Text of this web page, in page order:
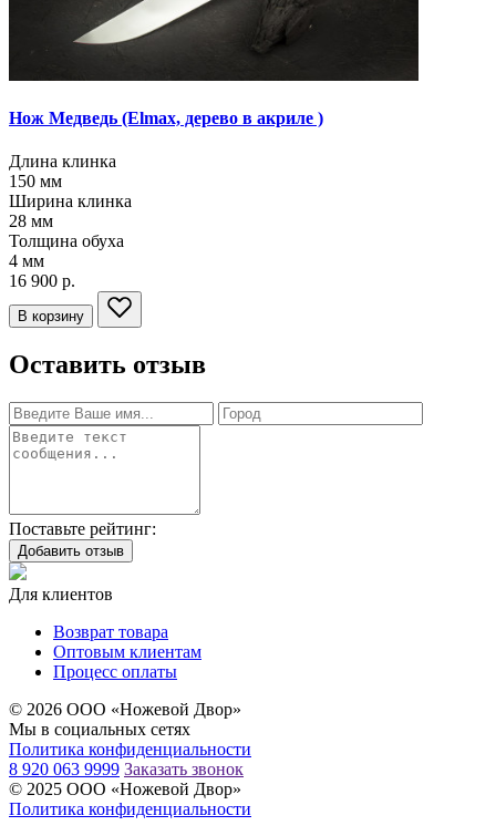
Нож Медведь (Elmax, дерево в акриле )
Длина клинка
150 мм
Ширина клинка
28 мм
Толщина обуха
4 мм
16 900 р.
В корзину
Оставить отзыв
Поставьте рейтинг:
Добавить отзыв
Для клиентов
Возврат товара
Оптовым клиентам
Процесс оплаты
© 2026 ООО «Ножевой Двор»
Мы в социальных сетях
Политика конфиденциальности
8 920 063 9999 Заказать звонок
© 2025 ООО «Ножевой Двор»
Политика конфиденциальности